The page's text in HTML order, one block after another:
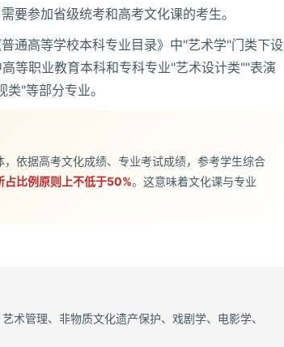
要参加省级统考和高考文化课的考生。
通高等学校本科专业目录》中"艺术学"门类下设
等职业教育本科和专科专业"艺术设计类""表演
"等部分专业。
依据高考文化成绩、专业考试成绩，参考学生综合
占比例原则上不低于50%。这意味着文化课与专业
术管理、非物质文化遗产保护、戏剧学、电影学、